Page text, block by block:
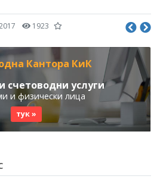
1923
Кантора КиК
счетоводни услуги
и физически лица
тук »